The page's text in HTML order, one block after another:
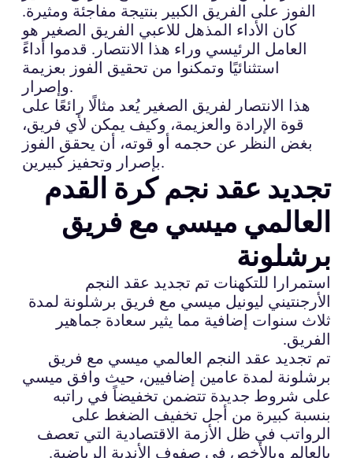
الفوز على الفريق الكبير بنتيجة مفاجئة ومثيرة.
كان الأداء المذهل للاعبي الفريق الصغير هو
العامل الرئيسي وراء هذا الانتصار. قدموا أداءً
استثنائيًا وتمكنوا من تحقيق الفوز بعزيمة
وإصرار.
هذا الانتصار لفريق الصغير يُعد مثالًا رائعًا على
قوة الإرادة والعزيمة، وكيف يمكن لأي فريق،
بغض النظر عن حجمه أو قوته، أن يحقق الفوز
بإصرار وتحفيز كبيرين.
تجديد عقد نجم كرة القدم
العالمي ميسي مع فريق
برشلونة
استمرارا للتكهنات تم تجديد عقد النجم
الأرجنتيني ليونيل ميسي مع فريق برشلونة لمدة
ثلاث سنوات إضافية مما يثير سعادة جماهير
الفريق.
تم تجديد عقد النجم العالمي ميسي مع فريق
برشلونة لمدة عامين إضافيين، حيث وافق ميسي
على شروط جديدة تتضمن تخفيضاً في راتبه
بنسبة كبيرة من أجل تخفيف الضغط على
الرواتب في ظل الأزمة الاقتصادية التي تعصف
بالعالم وبالأخص في صفوف الأندية الرياضية.